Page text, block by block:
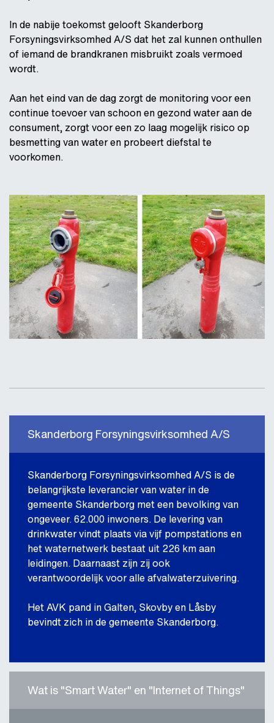
In de nabije toekomst gelooft Skanderborg
Forsyningsvirksomhed A/S dat het zal kunnen onthullen
of iemand de brandkranen misbruikt zoals vermoed
wordt.
Aan het eind van de dag zorgt de monitoring voor een
continue toevoer van schoon en gezond water aan de
consument, zorgt voor een zo laag mogelijk risico op
besmetting van water en probeert diefstal te
voorkomen.
Skanderborg Forsyningsvirksomhed A/S
Skanderborg Forsyningsvirksomhed A/S is de
belangrijkste leverancier van water in de
gemeente Skanderborg met een bevolking van
ongeveer. 62.000 inwoners. De levering van
drinkwater vindt plaats via vijf pompstations en
het waternetwerk bestaat uit 226 km aan
leidingen. Daarnaast zijn zij ook
verantwoordelijk voor alle afvalwaterzuivering.
Het AVK pand in Galten, Skovby en Låsby
bevindt zich in de gemeente Skanderborg.
Wat is "Smart Water" en "Internet of Things"